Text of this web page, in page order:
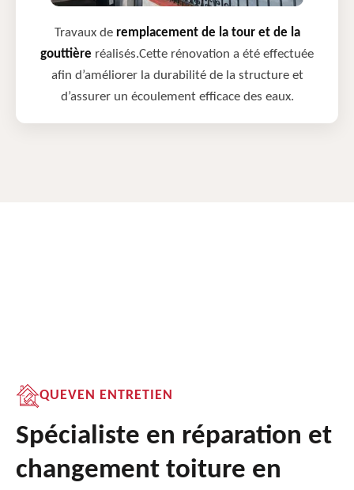
Travaux de remplacement de la tour et de la
gouttière réalisés.Cette rénovation a été effectuée
afin d’améliorer la durabilité de la structure et
d’assurer un écoulement efficace des eaux.
QUEVEN ENTRETIEN
Spécialiste en réparation et
changement toiture en